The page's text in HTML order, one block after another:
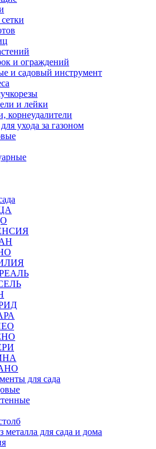
и ограждений
и садовый инструмент
и лейки
корнеудалители
ухода за газоном
для сада
металла для сада и дома